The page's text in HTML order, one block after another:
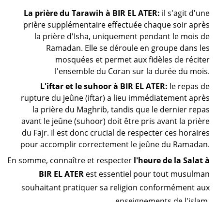
La prière du Tarawih à BIR EL ATER: il s'agit d'une
prière supplémentaire effectuée chaque soir après
la prière d'Isha, uniquement pendant le mois de
Ramadan. Elle se déroule en groupe dans les
mosquées et permet aux fidèles de réciter
l'ensemble du Coran sur la durée du mois.
L'iftar et le suhoor à BIR EL ATER: le repas de
rupture du jeûne (iftar) a lieu immédiatement après
la prière du Maghrib, tandis que le dernier repas
avant le jeûne (suhoor) doit être pris avant la prière
du Fajr. Il est donc crucial de respecter ces horaires
pour accomplir correctement le jeûne du Ramadan.
En somme, connaître et respecter l'heure de la Salat à
BIR EL ATER est essentiel pour tout musulman
souhaitant pratiquer sa religion conformément aux